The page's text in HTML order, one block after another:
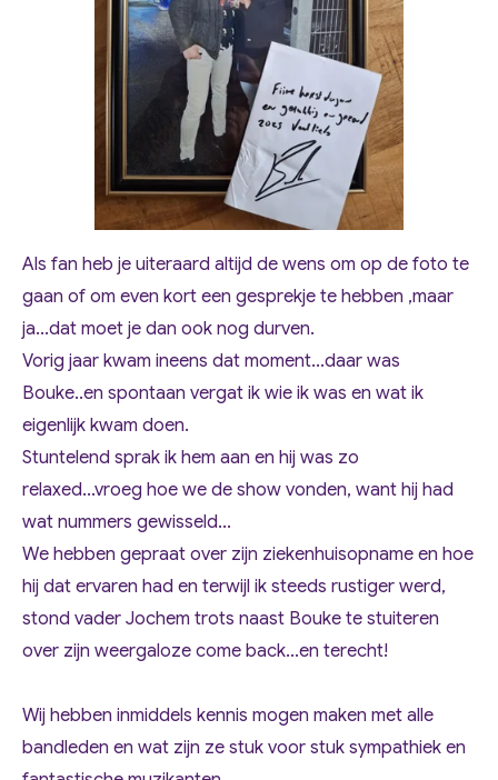
Als fan heb je uiteraard altijd de wens om op de foto te
gaan of om even kort een gesprekje te hebben ,maar
ja...dat moet je dan ook nog durven.
Vorig jaar kwam ineens dat moment...daar was
Bouke..en spontaan vergat ik wie ik was en wat ik
eigenlijk kwam doen.
Stuntelend sprak ik hem aan en hij was zo
relaxed...vroeg hoe we de show vonden, want hij had
wat nummers gewisseld...
We hebben gepraat over zijn ziekenhuisopname en hoe
hij dat ervaren had en terwijl ik steeds rustiger werd,
stond vader Jochem trots naast Bouke te stuiteren
over zijn weergaloze come back...en terecht!
Wij hebben inmiddels kennis mogen maken met alle
bandleden en wat zijn ze stuk voor stuk sympathiek en